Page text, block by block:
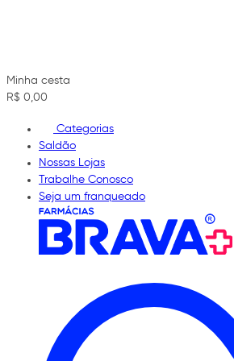
Minha cesta
R$ 0,00
Categorias
Saldão
Nossas Lojas
Trabalhe Conosco
Seja um franqueado